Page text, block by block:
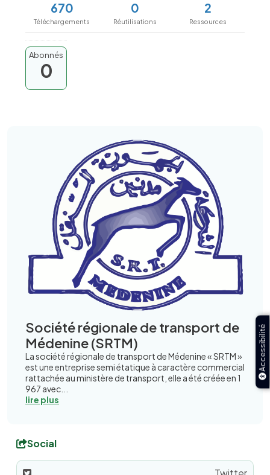
Accessibilité
670
Téléchargements
0
Réutilisations
2
Ressources
Abonnés
0
Société régionale de transport de
Médenine (SRTM)
La société régionale de transport de Médenine « SRTM »
est une entreprise semi étatique à caractère commercial
rattachée au ministère de transport, elle a été créée en 1
967 avec...
lire plus
Social